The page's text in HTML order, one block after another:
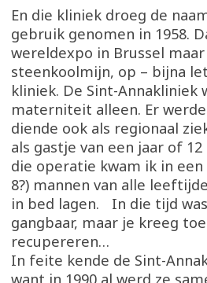
En die kliniek droeg de
gebruik genomen in 1958.
wereldexpo in Brussel
steenkoolmijn, op – bijna
kliniek. De Sint-
materniteit alleen. Er
diende ook als regionaal
als gastje van een jaar of
die operatie kwam ik in
8?) mannen van alle
in bed lagen. In die tijd
gangbaar, maar je kreeg
recupereren…
In feite kende de Sint-
want in 1990 al werd ze